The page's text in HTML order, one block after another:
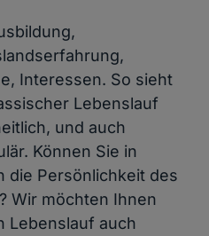
Interessen. So sieht
Lebenslauf
und auch
Können Sie in
die Persönlichkeit des
Wir möchten Ihnen
Lebenslauf auch